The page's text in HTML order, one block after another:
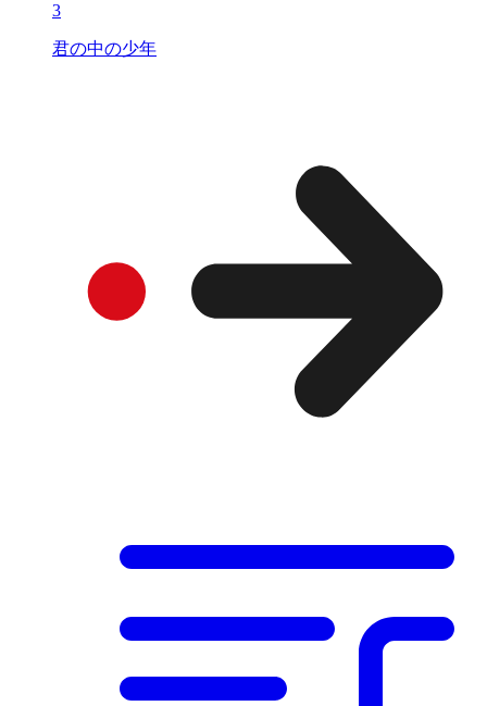
3
君の中の少年